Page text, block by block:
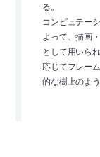
る。
コンピュテー
よって、描画
として用いら
応じてフレー
的な樹上のよ